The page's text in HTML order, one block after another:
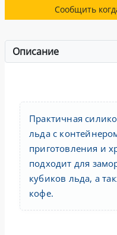
Сообщить
Описание
Практичная
льда с
приготовления и
подходит для
кубиков льда, а
кофе.